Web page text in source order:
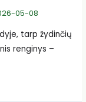
05-08
tarp žydinčių
renginys –